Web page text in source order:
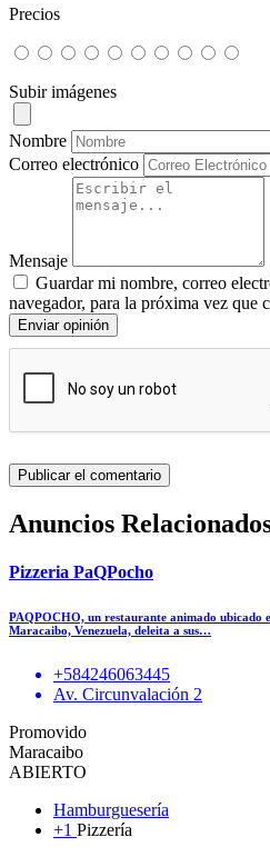
Precios
Subir imágenes
Nombre
Correo electrónico
Mensaje
Guardar mi nombre, correo
navegador, para la próxima vez que
Enviar opinión
Anuncios
Pizzeria PaQPocho
PAQPOCHO, un restaurante animado ubicado
Maracaibo, Venezuela, deleita a sus…
+584246063445
Av. Circunvalación 2
Promovido
Maracaibo
ABIERTO
Hamburguesería
+1 Pizzería